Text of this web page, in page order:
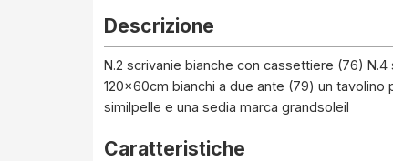
Descrizione
N.2 scrivanie bianche con cassettiere (76)
120x60cm bianchi a due ante (79) un
similpelle e una sedia marca grandsoleil
Caratteristiche